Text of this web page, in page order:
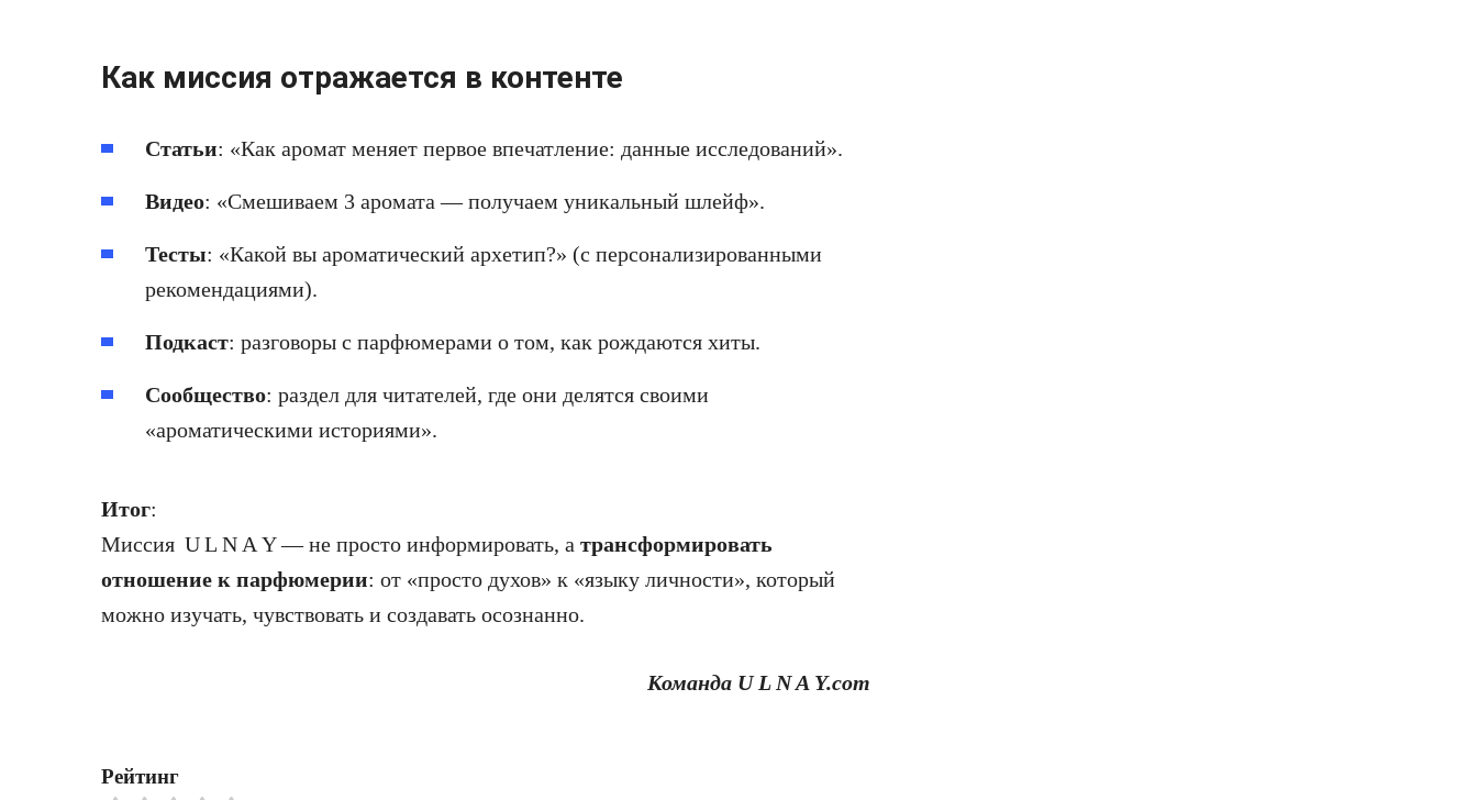
Как миссия отражается в контенте
Статьи: «Как аромат меняет первое впечатление: данные исследований».
Видео: «Смешиваем 3 аромата — получаем уникальный шлейф».
Тесты: «Какой вы ароматический архетип?» (с персонализированными
рекомендациями).
Подкаст: разговоры с парфюмерами о том, как рождаются хиты.
Сообщество: раздел для читателей, где они делятся своими
«ароматическими историями».
Итог:
Миссия U L N A Y — не просто информировать, а трансформировать
отношение к парфюмерии: от «просто духов» к «языку личности», который
можно изучать, чувствовать и создавать осознанно.
Команда U L N A Y.com
Рейтинг